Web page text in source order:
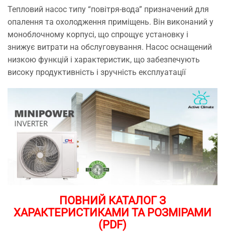
Тепловий насос типу “повітря-вода” призначений для
опалення та охолодження приміщень. Він виконаний у
моноблочному корпусі, що спрощує установку і
знижує витрати на обслуговування. Насос оснащений
низкою функцій і характеристик, що забезпечують
високу продуктивність і зручність експлуатації
ПОВНИЙ КАТАЛОГ З
ХАРАКТЕРИСТИКАМИ ТА РОЗМІРАМИ
(PDF)